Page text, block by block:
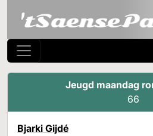
Jeugd maandag
66
Bjarki Gijdé